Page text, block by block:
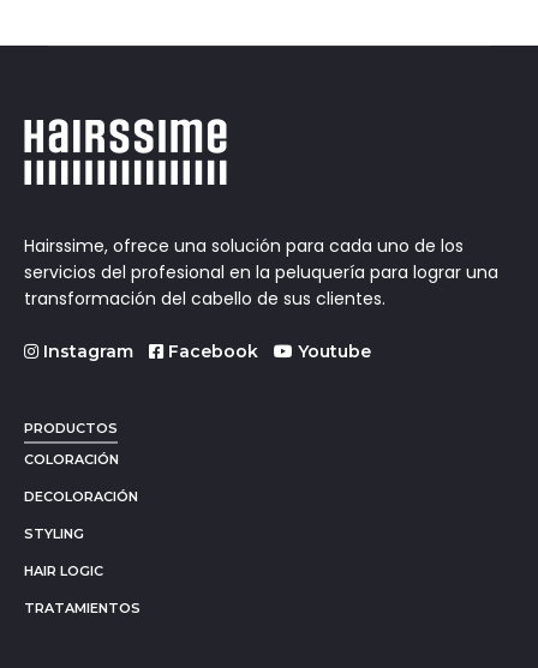
Hairssime, ofrece una solución para cada uno de los
servicios del profesional en la peluquería para lograr una
transformación del cabello de sus clientes.
Instagram Facebook Youtube
PRODUCTOS
COLORACIÓN
DECOLORACIÓN
STYLING
HAIR LOGIC
TRATAMIENTOS